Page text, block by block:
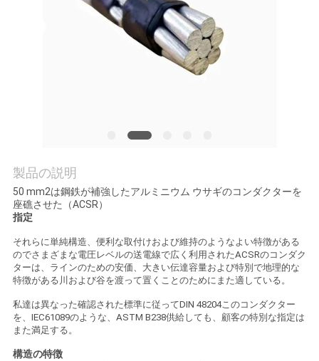
し
な
さ
い
ニ
ュ
製品の説明
50 mm2は鋼鉄が補強したアルミニウム ウサギのコンダクターを
座礁させた（ACSR）
指定
それらに単純構造、便利な取付けおよび維持のようなよい特徴がある
のでさまざまな電圧レベルの送電線で広く利用されたACSRのコンダク
ターは、ラインのための安価、大きい伝達容量および特別で地理的な
特徴がある川および谷を渡って置くことのためにまた適している。
私達は異なった確認された標準に従ってDIN 48204このコンダクター
を、IEC61089のような、ASTM B238供給しても、顧客の特別な指定は
また満足する。
構造の特徴